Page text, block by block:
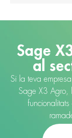
Sage
al
Si la teva
Sage X3 Agro,